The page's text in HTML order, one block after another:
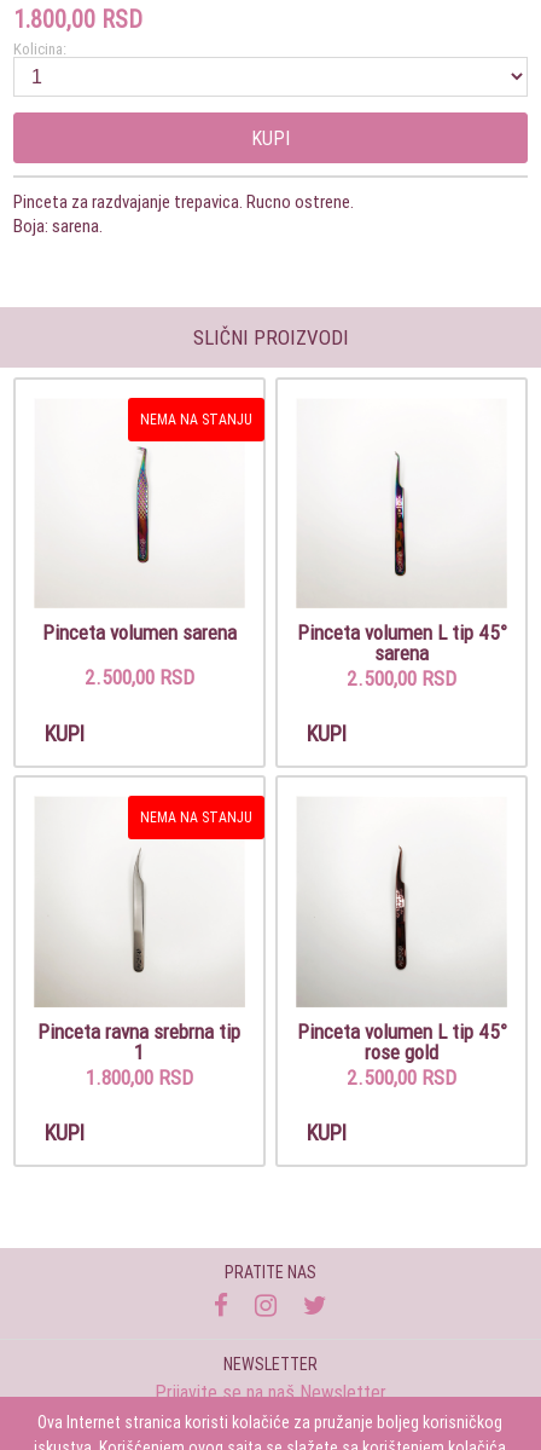
Ova Internet stranica koristi kolačiće za pružanje boljeg korisničkog
1.800,00 RSD
Kolicina:
KUPI
Pinceta za razdvajanje trepavica. Rucno ostrene.
Boja: sarena.
SLIČNI PROIZVODI
NEMA NA STANJU
Pinceta volumen sarena
2.500,00 RSD
KUPI
Pinceta volumen L tip 45°
sarena
2.500,00 RSD
KUPI
NEMA NA STANJU
Pinceta ravna srebrna tip
1
1.800,00 RSD
KUPI
Pinceta volumen L tip 45°
rose gold
2.500,00 RSD
KUPI
PRATITE NAS
NEWSLETTER
Prijavite se na naš Newsletter
Prijavi se